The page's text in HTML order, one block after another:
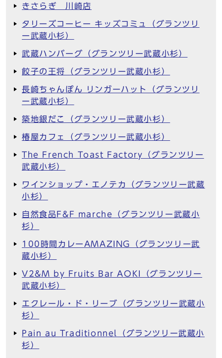
きさらぎ 川崎店
タリーズコーヒー キッズコミュ（グランツリ
ー武蔵小杉）
武蔵ハンバーグ（グランツリー武蔵小杉）
餃子の王将（グランツリー武蔵小杉）
長崎ちゃんぽん リンガーハット（グランツリ
ー武蔵小杉）
築地銀だこ（グランツリー武蔵小杉）
椿屋カフェ（グランツリー武蔵小杉）
The French Toast Factory（グランツリー
武蔵小杉）
ワインショップ・エノテカ（グランツリー武蔵
小杉）
自然食品F&F marche（グランツリー武蔵小
杉）
100時間カレーAMAZING（グランツリー武
蔵小杉）
V2&M by Fruits Bar AOKI（グランツリー
武蔵小杉）
エクレール・ド・リーブ（グランツリー武蔵小
杉）
Pain au Traditionnel（グランツリー武蔵小
杉）